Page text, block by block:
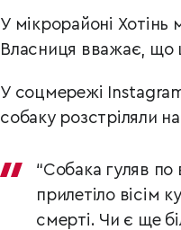
У мікрорайоні Хотінь
Власниця вважає, що
У соцмережі
собаку розстріляли
“Собака гуляв по
прилетіло вісім
смерті. Чи є ще